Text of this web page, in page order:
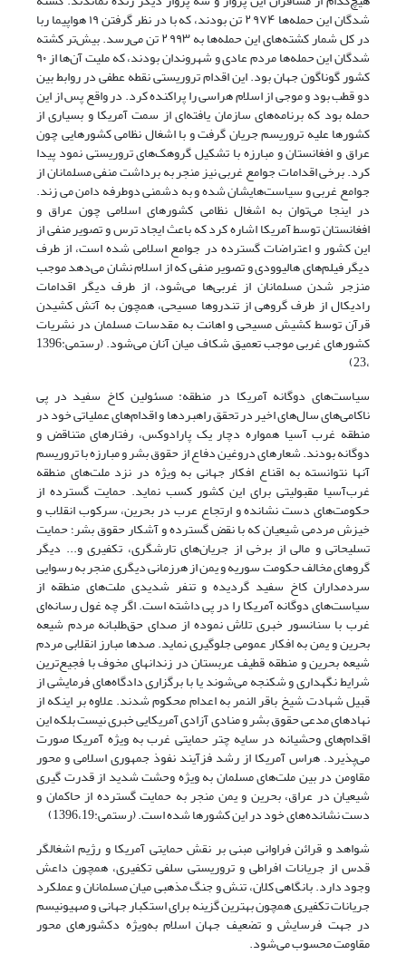
شدگان این حمله‌ها ۲٬۹۷۴ تن بودند، که با در نظر گرفتن ۱۹ هواپیما ربا
در کل شمار کشته‌های این حمله‌ها به ۲٬۹۹۳ تن می‌رسد. بیش‌تر کشته
شدگان این حمله‌ها مردم عادی و شهروندان بودند، که ملیت آن‌ها از ۹۰
کشور گوناگون جهان بود. این اقدام تروریستی نقطه عطفی در روابط بین
دو قطب بود و موجی از اسلام هراسی را پراکنده کرد. در واقع پس از این
حمله بود که برنامه‌های سازمان یافته‌ای از سمت آمریکا و بسیاری از
کشورها علیه تروریسم جریان گرفت و با اشغال نظامی کشورهایی چون
عراق و افغانستان و مبارزه با تشکیل گروهک‌های تروریستی نمود پیدا
کرد. برخی اقدامات جوامع غربی نیز منجر به برداشت منفی مسلمانان از
جوامع غربی و سیاست‌هایشان شده و به دشمنی دوطرفه دامن می زند.
در اینجا می‌توان به اشغال نظامی کشورهای اسلامی چون عراق و
افغانستان توسط آمریکا اشاره کرد که باعث ایجاد ترس و تصویر منفی از
این کشور و اعتراضات گسترده در جوامع اسلامی شده است، از طرف
دیگر فیلم‌های هالیوودی و تصویر منفی که از اسلام نشان می‌دهد موجب
منزجر شدن مسلمانان از غربی‌ها می‌شود، از طرف دیگر اقدامات
رادیکال از طرف گروهی از تندروها مسیحی، همچون به آتش کشیدن
قرآن توسط کشیش مسیحی و اهانت به مقدسات مسلمان در نشریات
کشورهای غربی موجب تعمیق شکاف میان آنان می‌شود. (رستمی:1396
،23)
سیاست‌های دوگانه آمریکا در منطقه: مسئولین کاخ سفید در پی
ناکامی‌های سال‌های اخیر در تحقق راهبردها و اقدام‌های عملیاتی خود در
منطقه غرب آسیا همواره دچار یک پارادوکس، رفتارهای متناقض و
دوگانه بودند. شعارهای دروغین دفاع از حقوق بشر و مبارزه با تروریسم
آنها نتوانسته به اقناع افکار جهانی به ویژه در نزد ملت‌های منطقه
غرب‌آسیا مقبولیتی برای این کشور کسب نماید. حمایت گسترده از
حکومت‌های دست نشانده و ارتجاع عرب در بحرین، سرکوب انقلاب و
خیزش مردمی شیعیان که با نقض گسترده و آشکار حقوق بشر؛ حمایت
تسلیحاتی و مالی از برخی از جریان‌های تارشگری، تکفیری و... دیگر
گروهای مخالف حکومت سوریه و یمن از هرزمانی دیگری منجر به رسوایی
سردمداران کاخ سفید گردیده و تنفر شدیدی ملت‌های منطقه از
سیاست‌های دوگانه آمریکا را در پی داشته است. اگر چه غول رسانه‌ای
غرب با سنانسور خبری تلاش نموده از صدای حق‌طلبانه مردم شیعه
بحرین و یمن به افکار عمومی جلوگیری نماید. صدها مبارز انقلابی مردم
شیعه بحرین و منطقه قطیف عربستان در زندانهای مخوف با فجیع‌ترین
شرایط نگهداری و شکنجه می‌شوند یا با برگزاری دادگاه‌های فرمایشی از
قبیل شهادت شیخ باقر النمر به اعدام محکوم شدند. علاوه بر اینکه از
نهادهای مدعی حقوق بشر و منادی آزادی آمریکایی خبری نیست بلکه این
اقدام‌های وحشیانه در سایه چتر حمایتی غرب به ویژه آمریکا صورت
می‌پذیرد. هراس آمریکا از رشد فزآیند نفوذ جمهوری اسلامی و محور
مقاومن در بین ملت‌های مسلمان به ویژه وحشت شدید از قدرت گیری
شیعیان در عراق، بحرین و یمن منجر به حمایت گسترده از حاکمان و
دست نشانده‌های خود در این کشورها شده است. (رستمی:1396،19)
شواهد و قرائن فراوانی مبنی بر نقش حمایتی آمریکا و رژیم اشغالگر
قدس از جریانات افراطی و تروریستی سلفی تکفیری، همچون داعش
وجود دارد. بانگاهی کلان، تنش و جنگ مذهبی میان مسلمانان و عملکرد
جریانات تکفیری همچون بهترین گزینه برای استکبار جهانی و صهیونیسم
در جهت فرسایش و تضعیف جهان اسلام به‌ویژه دکشورهای محور
مقاومت محسوب می‌شود.